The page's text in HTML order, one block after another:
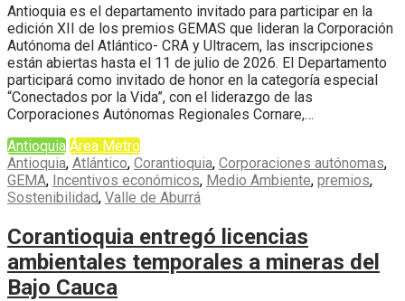
Antioquia es el departamento invitado para participar en la
edición XII de los premios GEMAS que lideran la Corporación
Autónoma del Atlántico- CRA y Ultracem, las inscripciones
están abiertas hasta el 11 de julio de 2026. El Departamento
participará como invitado de honor en la categoría especial
“Conectados por la Vida”, con el liderazgo de las
Corporaciones Autónomas Regionales Cornare,…
Antioquia Área Metro
Antioquia, Atlántico, Corantioquia, Corporaciones autónomas,
GEMA, Incentivos económicos, Medio Ambiente, premios,
Sostenibilidad, Valle de Aburrá
Corantioquia entregó licencias
ambientales temporales a mineras del
Bajo Cauca